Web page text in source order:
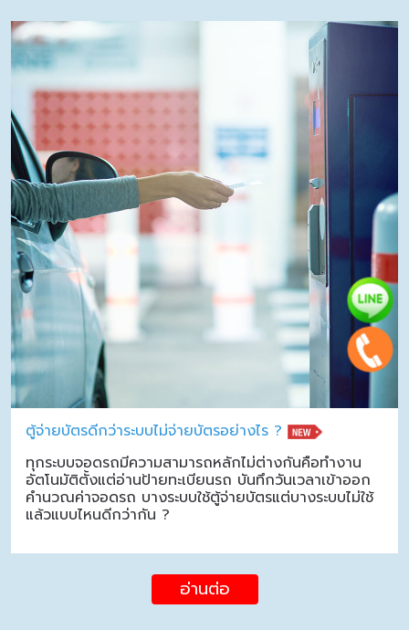
ตู้จ่ายบัตรดีกว่าระบบไม่จ่ายบัตรอย่างไร ?
ทุกระบบจอดรถมีความสามารถหลักไม่ต่างกันคือทำงาน
อัตโนมัติตั้งแต่อ่านป้ายทะเบียนรถ บันทึกวันเวลาเข้าออก
คำนวณค่าจอดรถ บางระบบใช้ตู้จ่ายบัตรแต่บางระบบไม่ใช้
แล้วแบบไหนดีกว่ากัน ?
อ่านต่อ